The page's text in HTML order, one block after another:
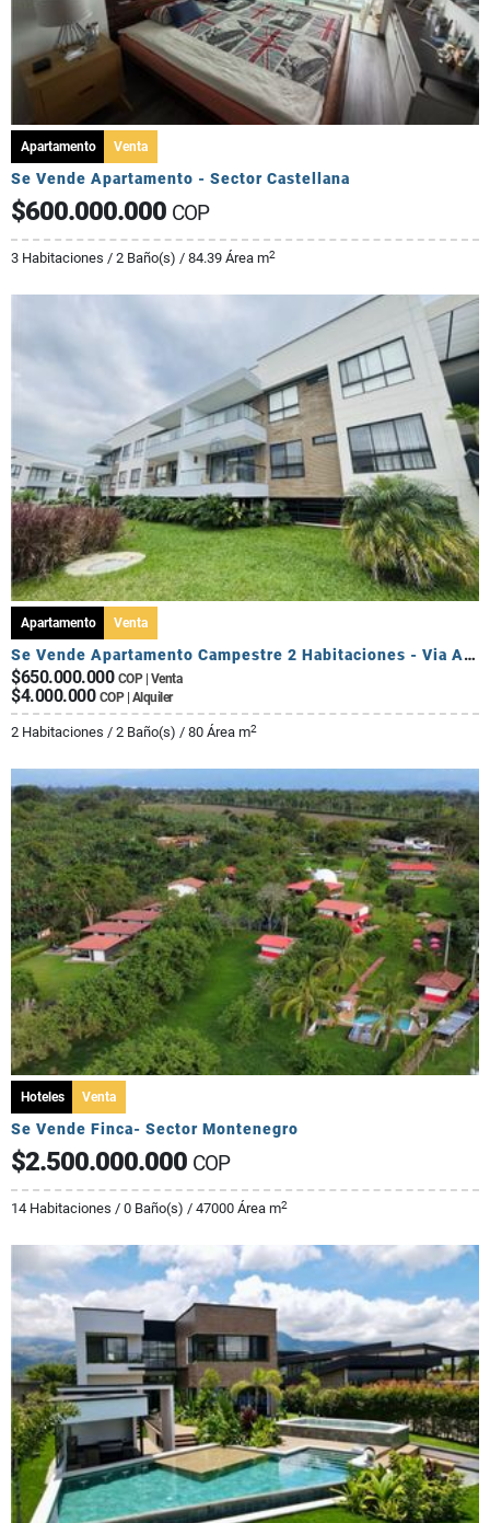
Apartamento Venta
Se Vende Apartamento - Sector Castellana
$600.000.000 COP
3 Habitaciones / 2 Baño(s) / 84.39 Área m2
Apartamento Venta
Se Vende Apartamento Campestre 2 Habitaciones - Via Al Caimo
$650.000.000 COP | Venta
$4.000.000 COP | Alquiler
2 Habitaciones / 2 Baño(s) / 80 Área m2
Hoteles Venta
Se Vende Finca- Sector Montenegro
$2.500.000.000 COP
14 Habitaciones / 0 Baño(s) / 47000 Área m2